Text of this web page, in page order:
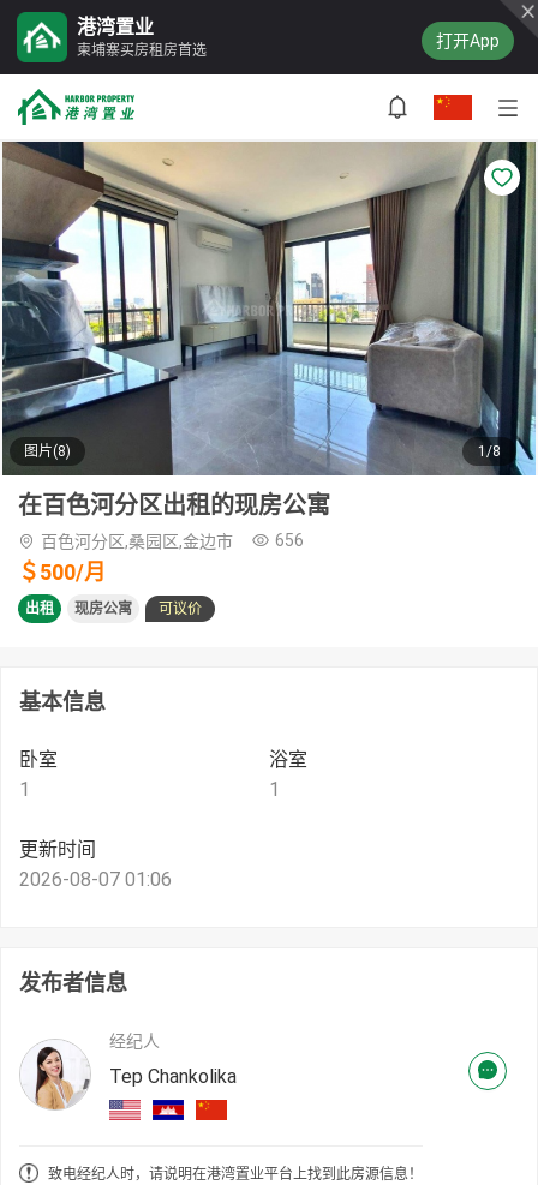
港湾置业
柬埔寨买房租房首选 打开App
图片(8) 1/8
在百色河分区出租的现房公寓
百色河分区,桑园区,金边市 656
＄500/月
出租 现房公寓 可议价
基本信息
卧室
1
浴室
1
更新时间
2026-08-07 01:06
发布者信息
经纪人
Tep Chankolika
致电经纪人时，请说明在港湾置业平台上找到此房源信息！